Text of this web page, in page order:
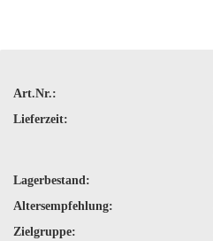
Art.Nr.:
Lieferzeit:
Lagerbestand:
Altersempfehlung:
Zielgruppe: